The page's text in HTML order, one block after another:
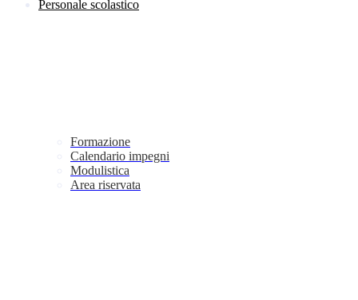
Personale scolastico
Formazione
Calendario impegni
Modulistica
Area riservata